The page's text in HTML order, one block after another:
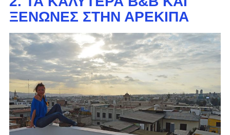
ΞΕΝΏΝΕΣ ΣΤΗΝ ΑΡΕΚΊΠΑ